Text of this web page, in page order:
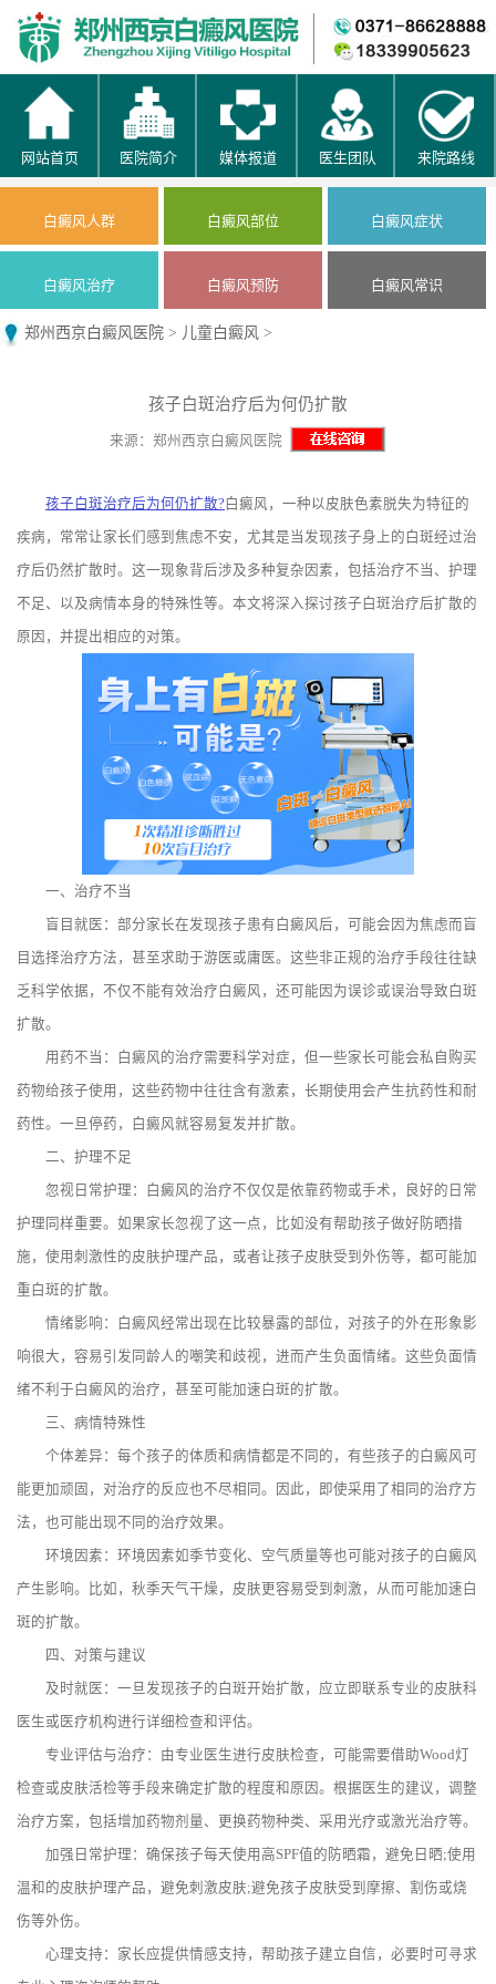
网站首页 医院简介 媒体报道 医生团队 来院路线
白癜风人群 白癜风部位 白癜风症状
白癜风治疗 白癜风预防 白癜风常识
郑州西京白癜风医院 > 儿童白癜风 >
孩子白斑治疗后为何仍扩散
来源：郑州西京白癜风医院
孩子白斑治疗后为何仍扩散?白癜风，一种以皮肤色素脱失为特征的
疾病，常常让家长们感到焦虑不安，尤其是当发现孩子身上的白斑经过治
疗后仍然扩散时。这一现象背后涉及多种复杂因素，包括治疗不当、护理
不足、以及病情本身的特殊性等。本文将深入探讨孩子白斑治疗后扩散的
原因，并提出相应的对策。
一、治疗不当
盲目就医：部分家长在发现孩子患有白癜风后，可能会因为焦虑而盲
目选择治疗方法，甚至求助于游医或庸医。这些非正规的治疗手段往往缺
乏科学依据，不仅不能有效治疗白癜风，还可能因为误诊或误治导致白斑
扩散。
用药不当：白癜风的治疗需要科学对症，但一些家长可能会私自购买
药物给孩子使用，这些药物中往往含有激素，长期使用会产生抗药性和耐
药性。一旦停药，白癜风就容易复发并扩散。
二、护理不足
忽视日常护理：白癜风的治疗不仅仅是依靠药物或手术，良好的日常
护理同样重要。如果家长忽视了这一点，比如没有帮助孩子做好防晒措
施，使用刺激性的皮肤护理产品，或者让孩子皮肤受到外伤等，都可能加
重白斑的扩散。
情绪影响：白癜风经常出现在比较暴露的部位，对孩子的外在形象影
响很大，容易引发同龄人的嘲笑和歧视，进而产生负面情绪。这些负面情
绪不利于白癜风的治疗，甚至可能加速白斑的扩散。
三、病情特殊性
个体差异：每个孩子的体质和病情都是不同的，有些孩子的白癜风可
能更加顽固，对治疗的反应也不尽相同。因此，即使采用了相同的治疗方
法，也可能出现不同的治疗效果。
环境因素：环境因素如季节变化、空气质量等也可能对孩子的白癜风
产生影响。比如，秋季天气干燥，皮肤更容易受到刺激，从而可能加速白
斑的扩散。
四、对策与建议
及时就医：一旦发现孩子的白斑开始扩散，应立即联系专业的皮肤科
医生或医疗机构进行详细检查和评估。
专业评估与治疗：由专业医生进行皮肤检查，可能需要借助Wood灯
检查或皮肤活检等手段来确定扩散的程度和原因。根据医生的建议，调整
治疗方案，包括增加药物剂量、更换药物种类、采用光疗或激光治疗等。
加强日常护理：确保孩子每天使用高SPF值的防晒霜，避免日晒;使用
温和的皮肤护理产品，避免刺激皮肤;避免孩子皮肤受到摩擦、割伤或烧
伤等外伤。
心理支持：家长应提供情感支持，帮助孩子建立自信，必要时可寻求